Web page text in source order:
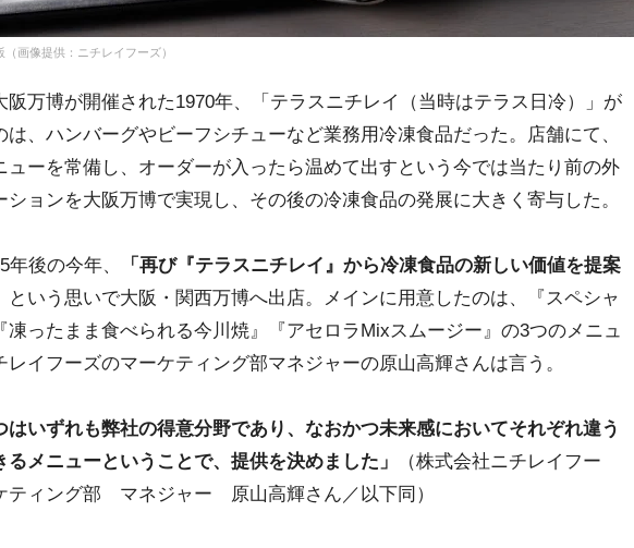
（画像提供：ニチレイフーズ）
万博が開催された1970年、「テラスニチレイ（当時はテラス日冷）」が
は、ハンバーグやビーフシチューなど業務用冷凍食品だった。店舗にて、
ューを常備し、オーダーが入ったら温めて出すという今では当たり前の外
ションを大阪万博で実現し、その後の冷凍食品の発展に大きく寄与した。
後の今年、
「再び『テラスニチレイ』から冷凍食品の新しい価値を提案
という思いで大阪・関西万博へ出店。メインに用意したのは、『スペシャ
凍ったまま食べられる今川焼』『アセロラMixスムージー』の3つのメニュ
レイフーズのマーケティング部マネジャーの原山高輝さんは言う。
はいずれも弊社の得意分野であり、なおかつ未来感においてそれぞれ違う
るメニューということで、提供を決めました」
（株式会社ニチレイフー
ィング部 マネジャー 原山高輝さん／以下同）